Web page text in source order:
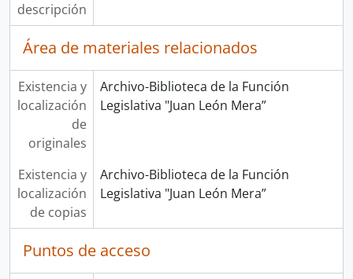
descripción
Área de materiales relacionados
Existencia y
localización
de
originales
Archivo-Biblioteca de la Función
Legislativa "Juan León Mera”
Existencia y
localización
de copias
Archivo-Biblioteca de la Función
Legislativa "Juan León Mera”
Puntos de acceso